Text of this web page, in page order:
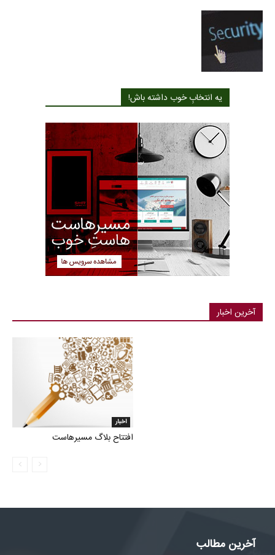
یه انتخابِ خوب داشته باش!
آخرین اخبار
اخبار
افتتاح بلاگ مسیرهاست
آخرین مطالب